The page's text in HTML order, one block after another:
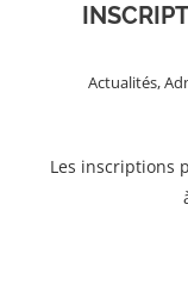
Actualités,
Les inscriptions